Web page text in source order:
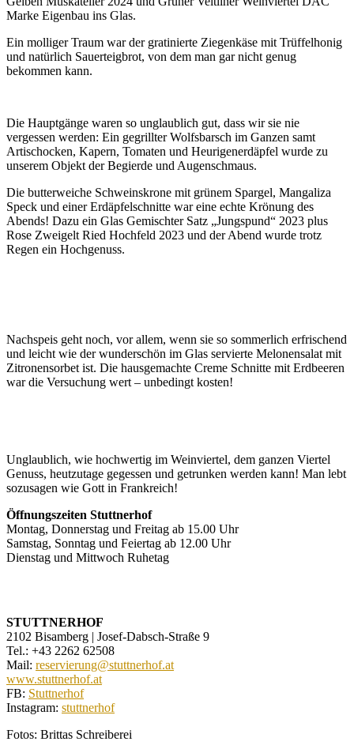
Marke Eigenbau ins Glas.
Ein molliger Traum war der gratinierte Ziegenkäse mit Trüffelhonig
und natürlich Sauerteigbrot, von dem man gar nicht genug
bekommen kann.
Die Hauptgänge waren so unglaublich gut, dass wir sie nie
vergessen werden: Ein gegrillter Wolfsbarsch im Ganzen samt
Artischocken, Kapern, Tomaten und Heurigenerdäpfel wurde zu
unserem Objekt der Begierde und Augenschmaus.
Die butterweiche Schweinskrone mit grünem Spargel, Mangaliza
Speck und einer Erdäpfelschnitte war eine echte Krönung des
Abends! Dazu ein Glas Gemischter Satz „Jungspund“ 2023 plus
Rose Zweigelt Ried Hochfeld 2023 und der Abend wurde trotz
Regen ein Hochgenuss.
Nachspeis geht noch, vor allem, wenn sie so sommerlich erfrischend
und leicht wie der wunderschön im Glas servierte Melonensalat mit
Zitronensorbet ist. Die hausgemachte Creme Schnitte mit Erdbeeren
war die Versuchung wert – unbedingt kosten!
Unglaublich, wie hochwertig im Weinviertel, dem ganzen Viertel
Genuss, heutzutage gegessen und getrunken werden kann! Man lebt
sozusagen wie Gott in Frankreich!
Öffnungszeiten Stuttnerhof
Montag, Donnerstag und Freitag ab 15.00 Uhr
Samstag, Sonntag und Feiertag ab 12.00 Uhr
Dienstag und Mittwoch Ruhetag
STUTTNERHOF
2102 Bisamberg | Josef-Dabsch-Straße 9
Tel.: +43 2262 62508
Mail: reservierung@stuttnerhof.at
www.stuttnerhof.at
FB: Stuttnerhof
Instagram: stuttnerhof
Fotos: Brittas Schreiberei